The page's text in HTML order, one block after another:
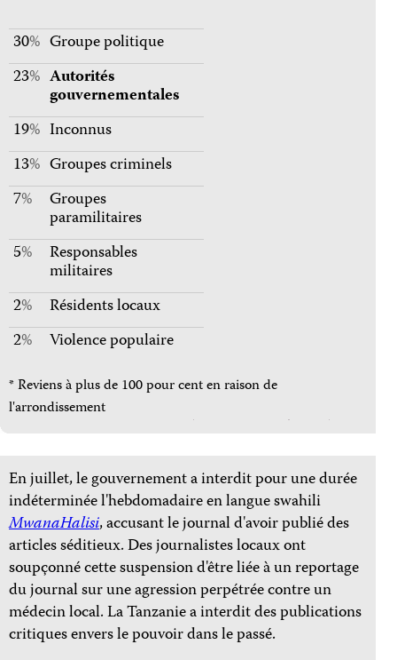
30% Groupe politique
23% Autorités
gouvernementales
19% Inconnus
13% Groupes criminels
7% Groupes
paramilitaires
5% Responsables
militaires
2%
Résidents locaux
2% Violence populaire
* Reviens à plus de 100 pour cent en raison de
l'arrondissement
En juillet, le gouvernement a interdit pour une durée
indéterminée l'hebdomadaire en langue swahili
MwanaHalisi, accusant le journal d'avoir publié des
articles séditieux. Des journalistes locaux ont
soupçonné cette suspension d'être liée à un reportage
du journal sur une agression perpétrée contre un
médecin local. La Tanzanie a interdit des publications
critiques envers le pouvoir dans le passé.